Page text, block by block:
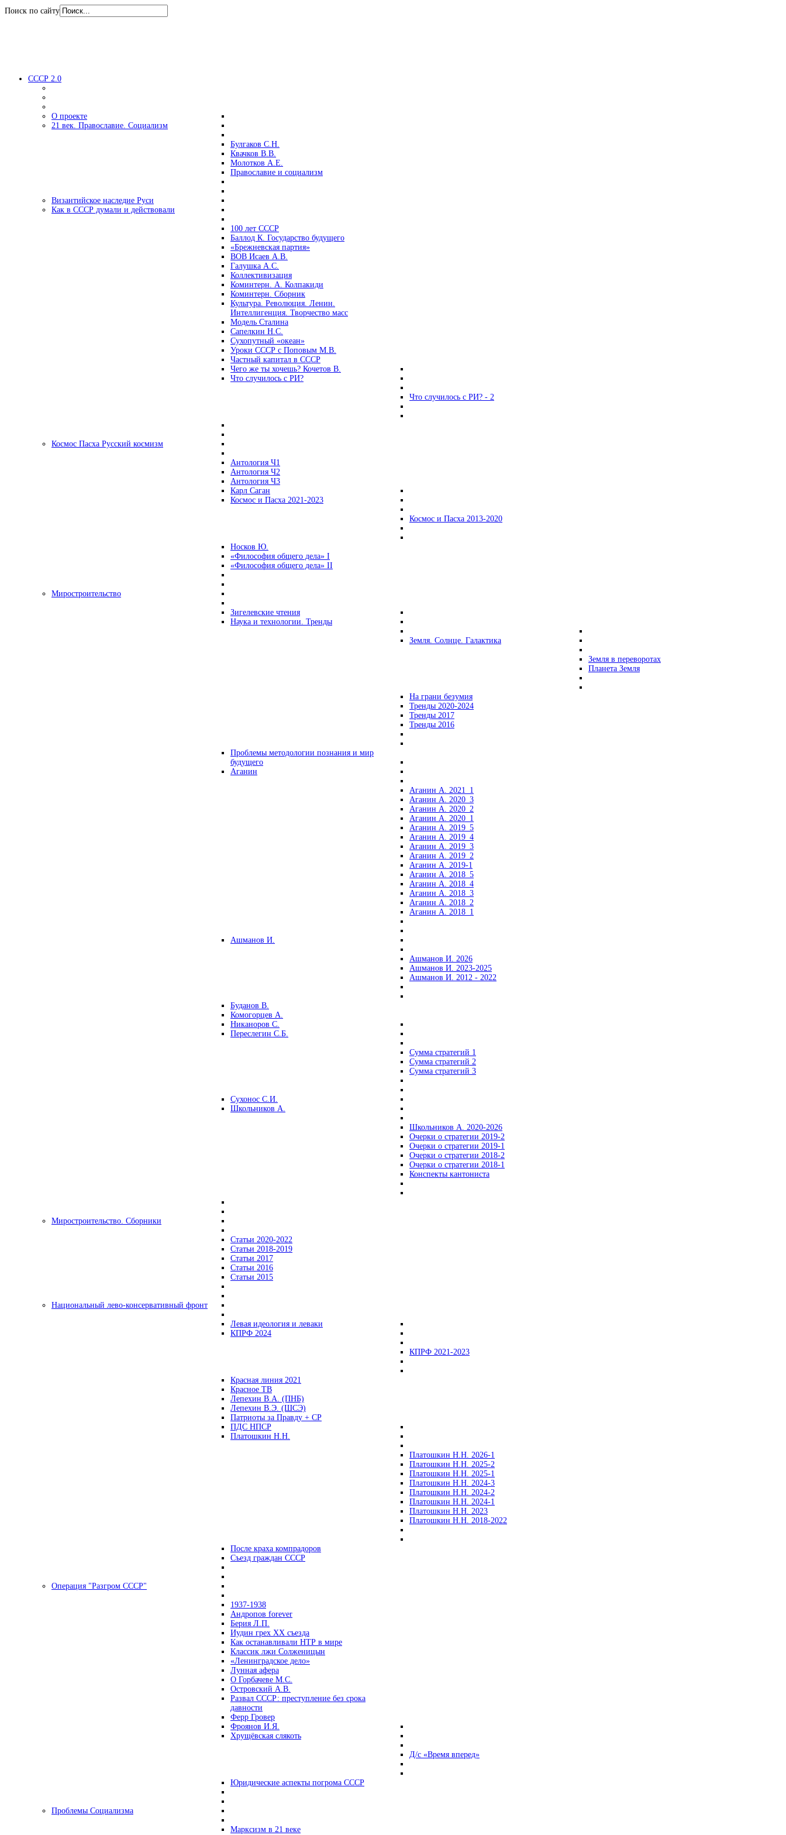
Поиск по сайту
СССР 2.0
О проекте
21 век. Православие. Социализм
Булгаков С.Н.
Квачков В.В.
Молотков А.Е.
Православие и социализм
Византийское наследие Руси
Как в СССР думали и действовали
100 лет СССР
Баллод К. Государство будущего
«Брежневская партия»
ВОВ Исаев А.В.
Галушка А.С.
Коллективизация
Коминтерн. А. Колпакиди
Коминтерн. Сборник
Культура. Революция. Ленин.
Интеллигенция. Творчество масс
Модель Сталина
Сапелкин Н.С.
Сухопутный «океан»
Уроки СССР с Поповым М.В.
Частный капитал в СССР
Чего же ты хочешь? Кочетов В.
Что случилось с РИ?
Что случилось с РИ? - 2
Космос Пасха Русский космизм
Антология Ч1
Антология Ч2
Антология Ч3
Карл Саган
Космос и Пасха 2021-2023
Космос и Пасха 2013-2020
Носков Ю.
«Философия общего дела» I
«Философия общего дела» II
Миростроительство
Зигелевские чтения
Наука и технологии. Тренды
Земля. Солнце. Галактика
Земля в переворотах
Планета Земля
На грани безумия
Тренды 2020-2024
Тренды 2017
Тренды 2016
Проблемы методологии познания и мир
будущего
Аганин
Аганин А. 2021_1
Аганин А. 2020_3
Аганин А. 2020_2
Аганин А. 2020_1
Аганин А. 2019_5
Аганин А. 2019_4
Аганин А. 2019_3
Аганин А. 2019_2
Аганин А. 2019-1
Аганин А. 2018_5
Аганин А. 2018_4
Аганин А. 2018_3
Аганин А. 2018_2
Аганин А. 2018_1
Ашманов И.
Ашманов И. 2026
Ашманов И. 2023-2025
Ашманов И. 2012 - 2022
Буданов В.
Комогорцев А.
Никаноров С.
Переслегин С.Б.
Сумма стратегий 1
Сумма стратегий 2
Сумма стратегий 3
Сухонос С.И.
Школьников А.
Школьников А. 2020-2026
Очерки о стратегии 2019-2
Очерки о стратегии 2019-1
Очерки о стратегии 2018-2
Очерки о стратегии 2018-1
Конспекты кантониста
Миростроительство. Сборники
Статьи 2020-2022
Статьи 2018-2019
Статьи 2017
Статьи 2016
Статьи 2015
Национальный лево-консервативный фронт
Левая идеология и леваки
КПРФ 2024
КПРФ 2021-2023
Красная линия 2021
Красное ТВ
Лепехин В.А. (ПНБ)
Лепехин В.Э. (ШСЭ)
Патриоты за Правду + СР
ПДС НПСР
Платошкин Н.Н.
Платошкин Н.Н. 2026-1
Платошкин Н.Н. 2025-2
Платошкин Н.Н. 2025-1
Платошкин Н.Н. 2024-3
Платошкин Н.Н. 2024-2
Платошкин Н.Н. 2024-1
Платошкин Н.Н. 2023
Платошкин Н.Н. 2018-2022
После краха компрадоров
Съезд граждан СССР
Операция "Разгром СССР"
1937-1938
Андропов forever
Берия Л.П.
Иудин грех ХХ съезда
Как останавливали НТР в мире
Классик лжи Солженицын
«Ленинградское дело»
Лунная афера
О Горбачеве М.С.
Островский А.В.
Развал СССР: преступление без срока
давности
Ферр Гровер
Фроянов И.Я.
Хрущёвская слякоть
Д/с «Время вперед»
Юридические аспекты погрома СССР
Проблемы Социализма
Марксизм в 21 веке